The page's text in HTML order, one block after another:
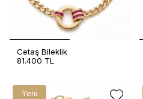
Cetaş Bileklik
81.400 TL
Yeni